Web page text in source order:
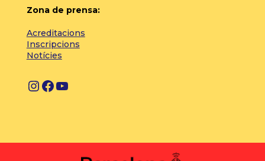
Zona de prensa:
Acreditacions
Inscripcions
Notícies
I
t
F
e
Y
T